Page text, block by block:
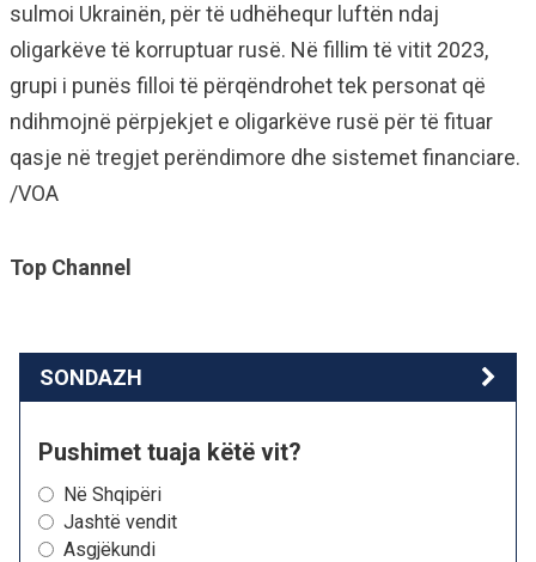
sulmoi Ukrainën, për të udhëhequr luftën ndaj
oligarkëve të korruptuar rusë. Në fillim të vitit 2023,
grupi i punës filloi të përqëndrohet tek personat që
ndihmojnë përpjekjet e oligarkëve rusë për të fituar
qasje në tregjet perëndimore dhe sistemet financiare.
/VOA
Top Channel
SONDAZH
Pushimet tuaja këtë vit?
Në Shqipëri
Jashtë vendit
Asgjëkundi